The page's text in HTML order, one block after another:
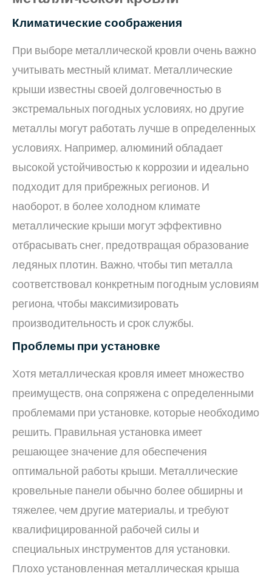
Климатические соображения
При выборе металлической кровли очень важно
учитывать местный климат. Металлические
крыши известны своей долговечностью в
экстремальных погодных условиях, но другие
металлы могут работать лучше в определенных
условиях. Например, алюминий обладает
высокой устойчивостью к коррозии и идеально
подходит для прибрежных регионов. И
наоборот, в более холодном климате
металлические крыши могут эффективно
отбрасывать снег, предотвращая образование
ледяных плотин. Важно, чтобы тип металла
соответствовал конкретным погодным условиям
региона, чтобы максимизировать
производительность и срок службы.
Проблемы при установке
Хотя металлическая кровля имеет множество
преимуществ, она сопряжена с определенными
проблемами при установке, которые необходимо
решить. Правильная установка имеет
решающее значение для обеспечения
оптимальной работы крыши. Металлические
кровельные панели обычно более обширны и
тяжелее, чем другие материалы, и требуют
квалифицированной рабочей силы и
специальных инструментов для установки.
Плохо установленная металлическая крыша